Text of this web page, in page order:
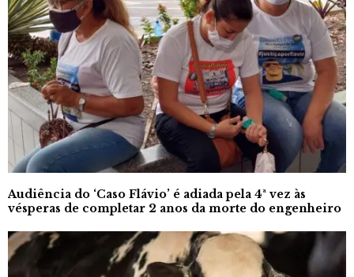
Audiência do ‘Caso Flávio’ é adiada pela 4ª vez às
vésperas de completar 2 anos da morte do engenheiro